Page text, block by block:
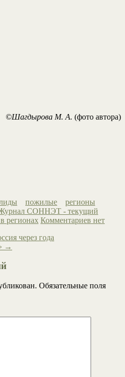
©Шагдырова М. А. (фото автора)
пожилые
регионы
СОННЭТ - текущий
регионах Комментариев нет
через года
→
Обязательные поля